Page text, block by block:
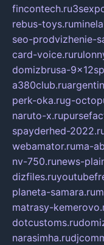
fincontech.ru
rebus-toys.ru
seo-prodvizhenie-
card-voice.ru
domizbrusa-
a380club.ru
perk-oka.rug-
naruto-x.ru
spayderhed-
webamator.ruma-
nv-750.runews-
dizfiles.ru
planeta-samara.ru
matrasy-
dotcustoms.ru
narasimha.ru